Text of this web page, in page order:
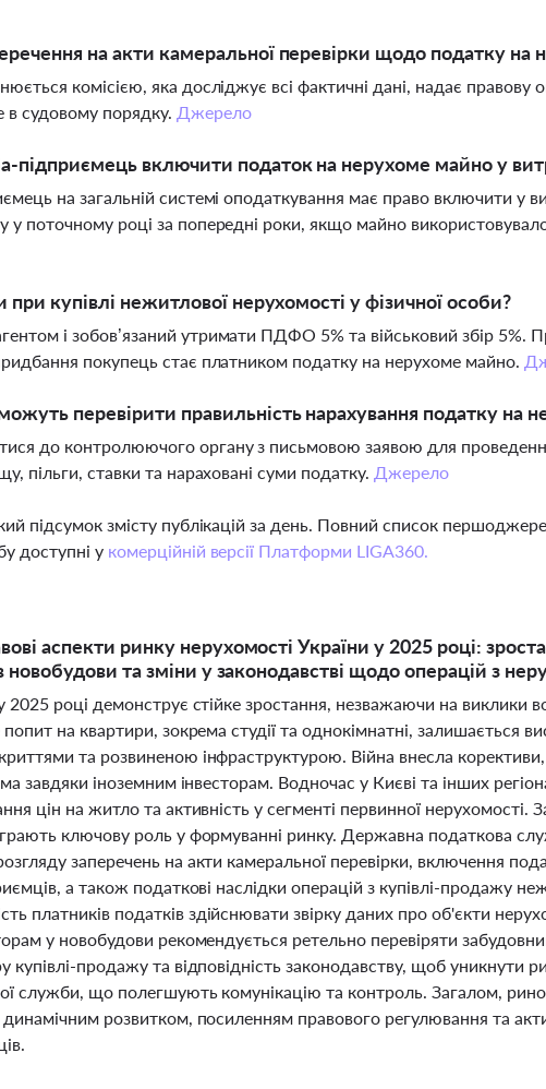
на акти камеральної перевірки щодо податку на
комісією, яка досліджує всі фактичні дані, надає правову
судовому порядку. Джерело
підприємець включити податок на нерухоме майно у
на загальній системі оподаткування має право включити у
у поточному році за попередні роки, якщо майно
при купівлі нежитлової нерухомості у фізичної особи?
і зобов’язаний утримати ПДФО 5% та військовий збір 5%.
покупець стає платником податку на нерухоме майно.
перевірити правильність нарахування податку на
до контролюючого органу з письмовою заявою для
пільги, ставки та нараховані суми податку. Джерело
підсумок змісту публікацій за день. Повний список
доступні у комерційній версії Платформи LIGA360.
аспекти ринку нерухомості України у 2025 році:
в новобудови та зміни у законодавстві щодо операцій з
2025 році демонструє стійке зростання, незважаючи на виклики
на квартири, зокрема студії та однокімнатні, залишається
та розвиненою інфраструктурою. Війна внесла
завдяки іноземним інвесторам. Водночас у Києві та інших
цін на житло та активність у сегменті первинної нерухомості.
ключову роль у формуванні ринку. Державна податкова
заперечень на акти камеральної перевірки, включення
а також податкові наслідки операцій з купівлі-продажу
платників податків здійснювати звірку даних про об'єкти
у новобудови рекомендується ретельно перевіряти
купівлі-продажу та відповідність законодавству, щоб уникнути
служби, що полегшують комунікацію та контроль. Загалом,
динамічним розвитком, посиленням правового регулювання та